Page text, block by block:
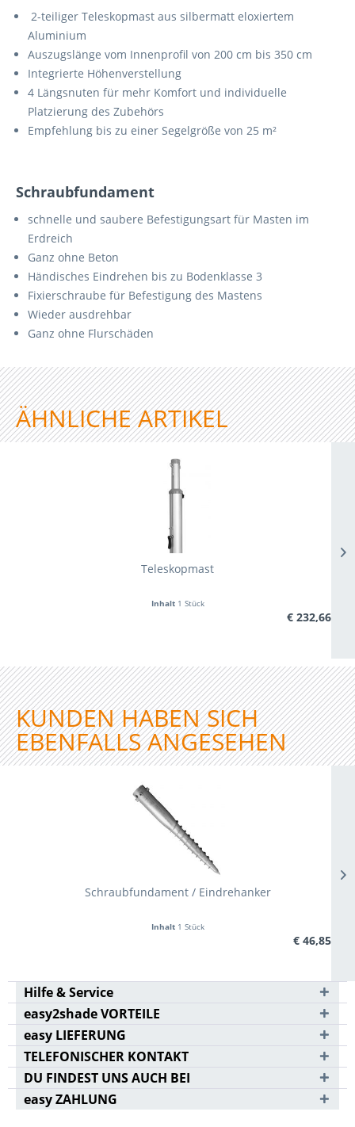
2-teiliger Teleskopmast aus silbermatt eloxiertem
Aluminium
Auszugslänge vom Innenprofil von 200 cm bis 350 cm
Integrierte Höhenverstellung
4 Längsnuten für mehr Komfort und individuelle
Platzierung des Zubehörs
Empfehlung bis zu einer Segelgröße von 25 m²
Schraubfundament
schnelle und saubere Befestigungsart für Masten im
Erdreich
Ganz ohne Beton
Händisches Eindrehen bis zu Bodenklasse 3
Fixierschraube für Befestigung des Mastens
Wieder ausdrehbar
Ganz ohne Flurschäden
ÄHNLICHE ARTIKEL
Teleskopmast
Inhalt 1 Stück
€ 232,66
KUNDEN HABEN SICH
EBENFALLS ANGESEHEN
Schraubfundament / Eindrehanker
Inhalt 1 Stück
€ 46,85
Hilfe & Service
easy2shade VORTEILE
easy LIEFERUNG
TELEFONISCHER KONTAKT
DU FINDEST UNS AUCH BEI
easy ZAHLUNG